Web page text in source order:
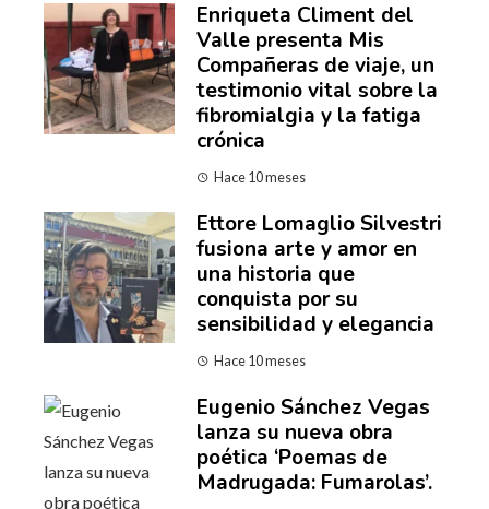
Enriqueta Climent del
Valle presenta Mis
Compañeras de viaje, un
testimonio vital sobre la
fibromialgia y la fatiga
crónica
Hace 10 meses
Ettore Lomaglio Silvestri
fusiona arte y amor en
una historia que
conquista por su
sensibilidad y elegancia
Hace 10 meses
Eugenio Sánchez Vegas
lanza su nueva obra
poética ‘Poemas de
Madrugada: Fumarolas’.